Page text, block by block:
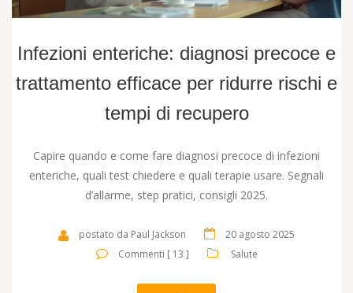
Infezioni enteriche: diagnosi precoce e
trattamento efficace per ridurre rischi e
tempi di recupero
Capire quando e come fare diagnosi precoce di infezioni
enteriche, quali test chiedere e quali terapie usare. Segnali
d’allarme, step pratici, consigli 2025.
postato da Paul Jackson
20 agosto 2025
Commenti [ 13 ]
Salute